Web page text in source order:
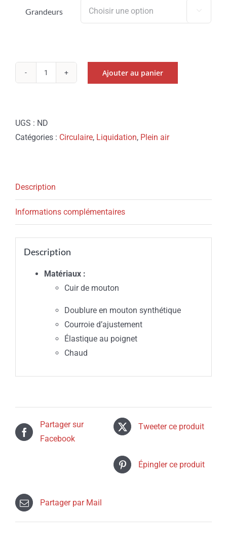
19.99$.
Grandeurs 
GANT
''SAVOIE''
Ajouter au panier
UGS : ND
Catégories : Circulaire, Liquidation, Plein air
Description
Informations complémentaires
Description
Matériaux :
Cuir de mouton
Doublure en mouton synthétique
Courroie d’ajustement
Élastique au poignet
Chaud
Partager sur
Facebook
Tweeter ce produit
Épingler ce produit
Partager par Mail